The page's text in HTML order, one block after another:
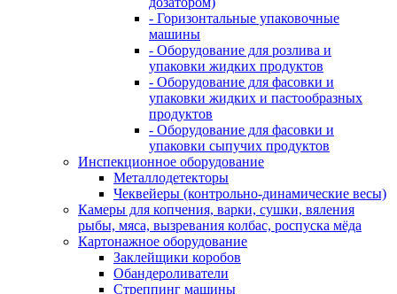
- Горизонтальные упаковочные
машины
- Оборудование для розлива и
упаковки жидких продуктов
- Оборудование для фасовки и
упаковки жидких и пастообразных
продуктов
- Оборудование для фасовки и
упаковки сыпучих продуктов
Инспекционное оборудование
Металлодетекторы
Чеквейеры (контрольно-динамические весы)
Камеры для копчения, варки, сушки, вяления
рыбы, мяса, вызревания колбас, роспуска мёда
Картонажное оборудование
Заклейщики коробов
Обандероливатели
Стреппинг машины